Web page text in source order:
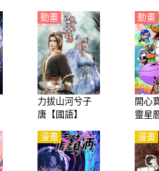
力拔山河兮子
唐【國語】
動畫
開心
靈星
動畫
漫畫 漫畫